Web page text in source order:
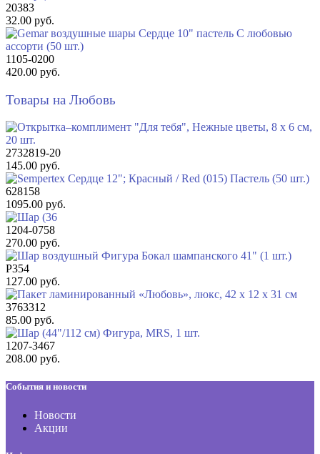
20383
32.00 руб.
1105-0200
420.00 руб.
Товары на Любовь
2732819-20
145.00 руб.
628158
1095.00 руб.
1204-0758
270.00 руб.
Р354
127.00 руб.
3763312
85.00 руб.
1207-3467
208.00 руб.
События и новости
Новости
Акции